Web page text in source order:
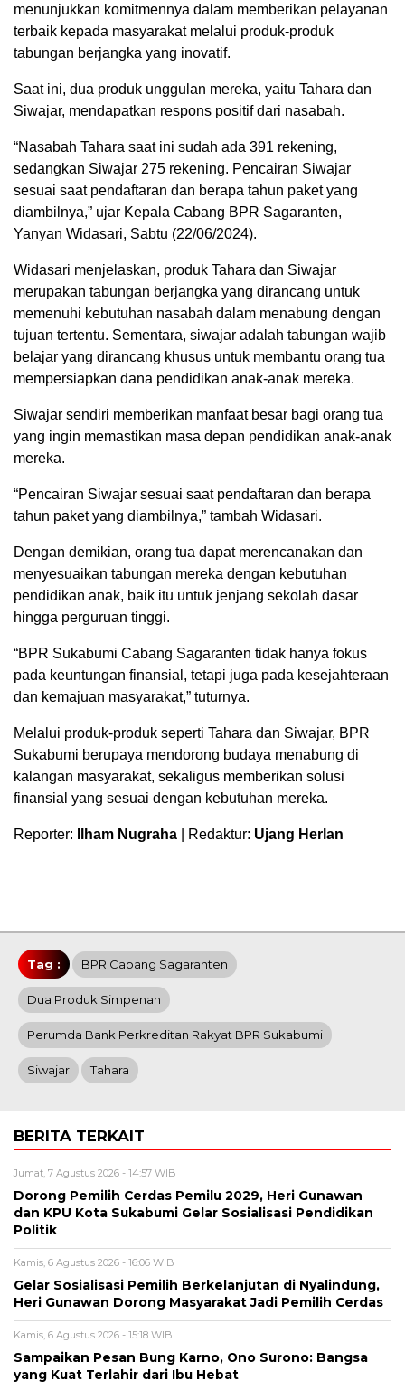
menunjukkan komitmennya dalam memberikan pelayanan
terbaik kepada masyarakat melalui produk-produk
tabungan berjangka yang inovatif.
Saat ini, dua produk unggulan mereka, yaitu Tahara dan
Siwajar, mendapatkan respons positif dari nasabah.
“Nasabah Tahara saat ini sudah ada 391 rekening,
sedangkan Siwajar 275 rekening. Pencairan Siwajar
sesuai saat pendaftaran dan berapa tahun paket yang
diambilnya,” ujar Kepala Cabang BPR Sagaranten,
Yanyan Widasari, Sabtu (22/06/2024).
Widasari menjelaskan, produk Tahara dan Siwajar
merupakan tabungan berjangka yang dirancang untuk
memenuhi kebutuhan nasabah dalam menabung dengan
tujuan tertentu. Sementara, siwajar adalah tabungan wajib
belajar yang dirancang khusus untuk membantu orang tua
mempersiapkan dana pendidikan anak-anak mereka.
Siwajar sendiri memberikan manfaat besar bagi orang tua
yang ingin memastikan masa depan pendidikan anak-anak
mereka.
“Pencairan Siwajar sesuai saat pendaftaran dan berapa
tahun paket yang diambilnya,” tambah Widasari.
Dengan demikian, orang tua dapat merencanakan dan
menyesuaikan tabungan mereka dengan kebutuhan
pendidikan anak, baik itu untuk jenjang sekolah dasar
hingga perguruan tinggi.
“BPR Sukabumi Cabang Sagaranten tidak hanya fokus
pada keuntungan finansial, tetapi juga pada kesejahteraan
dan kemajuan masyarakat,” tuturnya.
Melalui produk-produk seperti Tahara dan Siwajar, BPR
Sukabumi berupaya mendorong budaya menabung di
kalangan masyarakat, sekaligus memberikan solusi
finansial yang sesuai dengan kebutuhan mereka.
Reporter: Ilham Nugraha | Redaktur: Ujang Herlan
Tag : BPR Cabang Sagaranten
Dua Produk Simpenan
Perumda Bank Perkreditan Rakyat BPR Sukabumi
Siwajar Tahara
BERITA TERKAIT
Jumat, 7 Agustus 2026 - 14:57 WIB
Dorong Pemilih Cerdas Pemilu 2029, Heri Gunawan
dan KPU Kota Sukabumi Gelar Sosialisasi Pendidikan
Politik
Kamis, 6 Agustus 2026 - 16:06 WIB
Gelar Sosialisasi Pemilih Berkelanjutan di Nyalindung,
Heri Gunawan Dorong Masyarakat Jadi Pemilih Cerdas
Kamis, 6 Agustus 2026 - 15:18 WIB
Sampaikan Pesan Bung Karno, Ono Surono: Bangsa
yang Kuat Terlahir dari Ibu Hebat